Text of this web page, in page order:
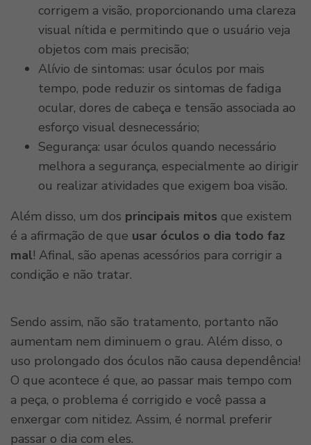
corrigem a visão, proporcionando uma clareza
visual nítida e permitindo que o usuário veja
objetos com mais precisão;
Alívio de sintomas: usar óculos por mais
tempo, pode reduzir os sintomas de fadiga
ocular, dores de cabeça e tensão associada ao
esforço visual desnecessário;
Segurança: usar óculos quando necessário
melhora a segurança, especialmente ao dirigir
ou realizar atividades que exigem boa visão.
Além disso, um dos principais mitos que existem
é a afirmação de que usar óculos o dia todo faz
mal! Afinal, são apenas acessórios para corrigir a
condição e não tratar.
Sendo assim, não são tratamento, portanto não
aumentam nem diminuem o grau. Além disso, o
uso prolongado dos óculos não causa dependência!
O que acontece é que, ao passar mais tempo com
a peça, o problema é corrigido e você passa a
enxergar com nitidez. Assim, é normal preferir
passar o dia com eles.